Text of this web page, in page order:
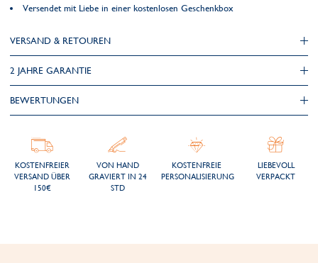
Versendet mit Liebe in einer kostenlosen Geschenkbox
VERSAND & RETOUREN
2 JAHRE GARANTIE
BEWERTUNGEN
KOSTENFREIER
VERSAND ÜBER
150€
VON HAND
GRAVIERT IN 24
STD
KOSTENFREIE
PERSONALISIERUNG
LIEBEVOLL
VERPACKT